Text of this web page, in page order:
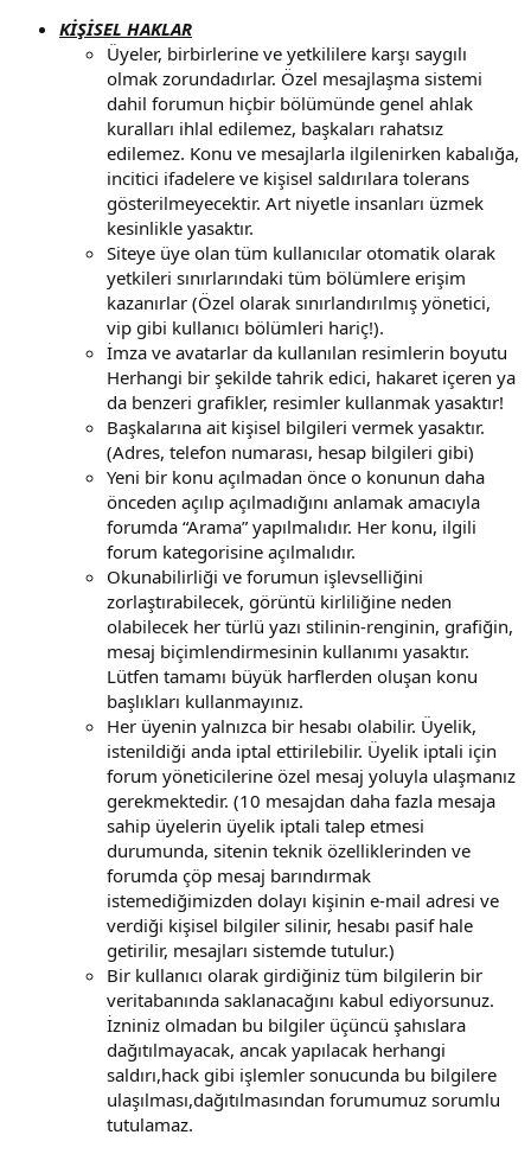
KİŞİSEL HAKLAR
Üyeler, birbirlerine ve yetkililere karşı saygılı
olmak zorundadırlar. Özel mesajlaşma sistemi
dahil forumun hiçbir bölümünde genel ahlak
kuralları ihlal edilemez, başkaları rahatsız
edilemez. Konu ve mesajlarla ilgilenirken kabalığa,
incitici ifadelere ve kişisel saldırılara tolerans
gösterilmeyecektir. Art niyetle insanları üzmek
kesinlikle yasaktır.
Siteye üye olan tüm kullanıcılar otomatik olarak
yetkileri sınırlarındaki tüm bölümlere erişim
kazanırlar (Özel olarak sınırlandırılmış yönetici,
vip gibi kullanıcı bölümleri hariç!).
İmza ve avatarlar da kullanılan resimlerin boyutu
Herhangi bir şekilde tahrik edici, hakaret içeren ya
da benzeri grafikler, resimler kullanmak yasaktır!
Başkalarına ait kişisel bilgileri vermek yasaktır.
(Adres, telefon numarası, hesap bilgileri gibi)
Yeni bir konu açılmadan önce o konunun daha
önceden açılıp açılmadığını anlamak amacıyla
forumda “Arama” yapılmalıdır. Her konu, ilgili
forum kategorisine açılmalıdır.
Okunabilirliği ve forumun işlevselliğini
zorlaştırabilecek, görüntü kirliliğine neden
olabilecek her türlü yazı stilinin-renginin, grafiğin,
mesaj biçimlendirmesinin kullanımı yasaktır.
Lütfen tamamı büyük harflerden oluşan konu
başlıkları kullanmayınız.
Her üyenin yalnızca bir hesabı olabilir. Üyelik,
istenildiği anda iptal ettirilebilir. Üyelik iptali için
forum yöneticilerine özel mesaj yoluyla ulaşmanız
gerekmektedir. (10 mesajdan daha fazla mesaja
sahip üyelerin üyelik iptali talep etmesi
durumunda, sitenin teknik özelliklerinden ve
forumda çöp mesaj barındırmak
istemediğimizden dolayı kişinin e-mail adresi ve
verdiği kişisel bilgiler silinir, hesabı pasif hale
getirilir, mesajları sistemde tutulur.)
Bir kullanıcı olarak girdiğiniz tüm bilgilerin bir
veritabanında saklanacağını kabul ediyorsunuz.
İzniniz olmadan bu bilgiler üçüncü şahıslara
dağıtılmayacak, ancak yapılacak herhangi
saldırı,hack gibi işlemler sonucunda bu bilgilere
ulaşılması,dağıtılmasından forumumuz sorumlu
tutulamaz.